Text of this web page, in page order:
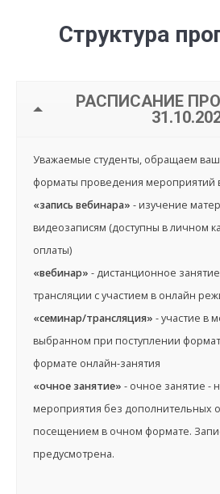
Структура
РАСПИСАНИЕ
Уважаемые студенты, обращаем
форматы проведения мероприятий
«запись вебинара» - изучение
видеозаписям (доступны в личном
оплаты)
«вебинар» - дистанционное
трансляции с участием в онлайн
«семинар/трансляция» - участие в
выбранном при поступлении
формате онлайн-занятия
«очное занятие» - очное занятие -
мероприятия без дополнительных
посещением в очном формате.
предусмотрена.